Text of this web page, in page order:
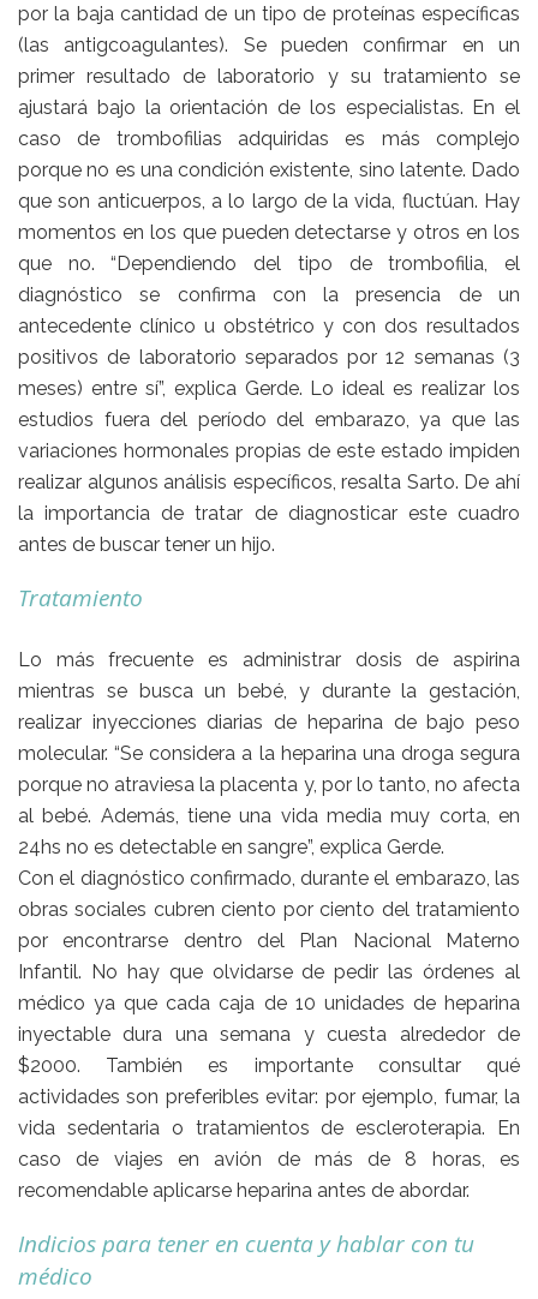
por la baja cantidad de un tipo de proteínas específicas
(las antigcoagulantes). Se pueden confirmar en un
primer resultado de laboratorio y su tratamiento se
ajustará bajo la orientación de los especialistas. En el
caso de trombofilias adquiridas es más complejo
porque no es una condición existente, sino latente. Dado
que son anticuerpos, a lo largo de la vida, fluctúan. Hay
momentos en los que pueden detectarse y otros en los
que no. “Dependiendo del tipo de trombofilia, el
diagnóstico se confirma con la presencia de un
antecedente clínico u obstétrico y con dos resultados
positivos de laboratorio separados por 12 semanas (3
meses) entre sí”, explica Gerde. Lo ideal es realizar los
estudios fuera del período del embarazo, ya que las
variaciones hormonales propias de este estado impiden
realizar algunos análisis específicos, resalta Sarto. De ahí
la importancia de tratar de diagnosticar este cuadro
antes de buscar tener un hijo.
Tratamiento
Lo más frecuente es administrar dosis de aspirina
mientras se busca un bebé, y durante la gestación,
realizar inyecciones diarias de heparina de bajo peso
molecular. “Se considera a la heparina una droga segura
porque no atraviesa la placenta y, por lo tanto, no afecta
al bebé. Además, tiene una vida media muy corta, en
24hs no es detectable en sangre”, explica Gerde.
Con el diagnóstico confirmado, durante el embarazo, las
obras sociales cubren ciento por ciento del tratamiento
por encontrarse dentro del Plan Nacional Materno
Infantil. No hay que olvidarse de pedir las órdenes al
médico ya que cada caja de 10 unidades de heparina
inyectable dura una semana y cuesta alrededor de
$2000. También es importante consultar qué
actividades son preferibles evitar: por ejemplo, fumar, la
vida sedentaria o tratamientos de escleroterapia. En
caso de viajes en avión de más de 8 horas, es
recomendable aplicarse heparina antes de abordar.
Indicios para tener en cuenta y hablar con tu
médico